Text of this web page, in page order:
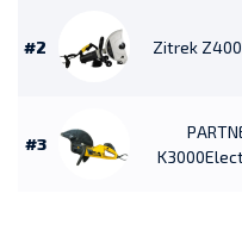
#2 Zitrek
#3